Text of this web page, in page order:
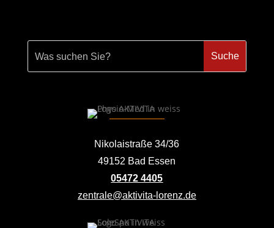
Nikolaistraße 34/36
49152 Bad Essen
05472 4405
zentrale@aktivita-lorenz.de